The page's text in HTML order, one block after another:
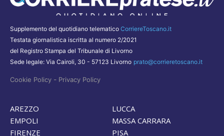
Supplemento del quotidiano telematico CorriereToscano.it
Testata giornalistica iscritta al numero 2/2021
del Registro Stampa del Tribunale di Livorno
Sede legale: Via Cairoli, 30 - 57123 Livorno prato@corrieretoscano.it
Cookie Policy - Privacy Policy
AREZZO
EMPOLI
FIRENZE
LUCCA
MASSA CARRARA
PISA